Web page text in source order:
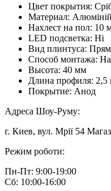
Цвет покрытия:
Материал: Алюміній
Нахлест на пол: 10
LED подсветка: Ні
Вид плинтуса:
Способ монтажа:
Высота: 40 мм
Длина профиля: 2,5
Покрытие: Анод
Адреса Шоу-Руму:
г. Киев, вул. Мрії 54
Режим роботи:
Пн-Пт: 9:00-19:00
Сб: 10:00-16:00